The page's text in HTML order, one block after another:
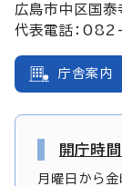
広島市中区国
代表電話：
庁舎案内
開庁時間
月曜日から金